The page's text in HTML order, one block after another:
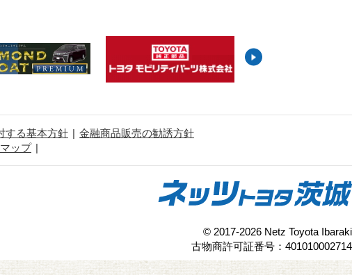
する基本方針
金融商品販売の勧誘方針
ップ
© 2017-2026 Netz Toyota Ibaraki
古物商許可証番号：401010002714